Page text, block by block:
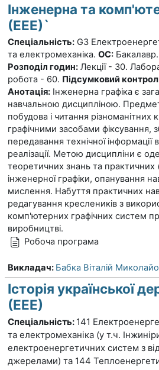
Інженерна та
(ЕЕЕ)`
Спеціальність: G3
та електромеханіка. ОС: Бакалавр.
Розподіл годин: Лекції - 30.
робота - 60. Підсумковий
Анотація: Інженерна графіка є
навчальною дисципліною.
побудова і читання різноманітних
графічними засобами фіксування,
передавання технічної інформації
реалізації. Метою дисципліни є
теоретичних знань та практичних
інженерної графіки, опанування
мислення. Набуття практичних
редагування креслеників з
комп'ютерних графічних систем
виробництві.
Робоча програма
Викладач: Бабка Віталій
Історія української
(ЕЕЕ)
Спеціальність: 141
та електромеханіка (у т.ч.
електроенергетичних систем з
джерелами) та 144